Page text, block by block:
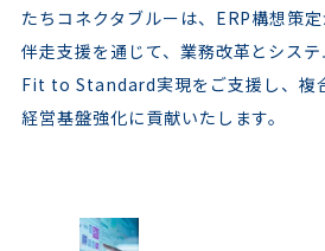
たちコネクタブルーは、ERP構想策
伴走支援を通じて、業務改革とシス
Fit to Standard実現をご支援し、複
経営基盤強化に貢献いたします。